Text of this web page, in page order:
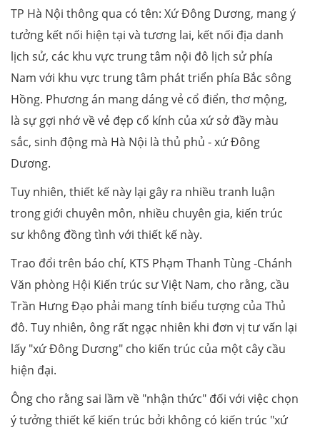
TP Hà Nội thông qua có tên: Xứ Đông Dương, mang ý
tưởng kết nối hiện tại và tương lai, kết nối địa danh
lịch sử, các khu vực trung tâm nội đô lịch sử phía
Nam với khu vực trung tâm phát triển phía Bắc sông
Hồng. Phương án mang dáng vẻ cổ điển, thơ mộng,
là sự gợi nhớ về vẻ đẹp cổ kính của xứ sở đầy màu
sắc, sinh động mà Hà Nội là thủ phủ - xứ Đông
Dương.
Tuy nhiên, thiết kế này lại gây ra nhiều tranh luận
trong giới chuyên môn, nhiều chuyên gia, kiến trúc
sư không đồng tình với thiết kế này.
Trao đổi trên báo chí, KTS Phạm Thanh Tùng -Chánh
Văn phòng Hội Kiến trúc sư Việt Nam, cho rằng, cầu
Trần Hưng Đạo phải mang tính biểu tượng của Thủ
đô. Tuy nhiên, ông rất ngạc nhiên khi đơn vị tư vấn lại
lấy "xứ Đông Dương" cho kiến trúc của một cây cầu
hiện đại.
Ông cho rằng sai lầm về "nhận thức" đối với việc chọn
ý tưởng thiết kế kiến trúc bởi không có kiến trúc "xứ